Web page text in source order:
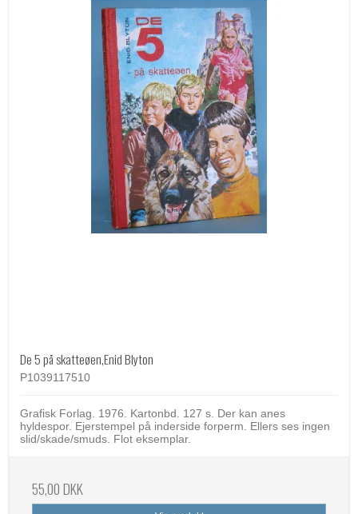
De 5 på skatteøen,Enid Blyton
P1039117510
Grafisk Forlag. 1976. Kartonbd. 127 s. Der kan anes
hyldespor. Ejerstempel på inderside forperm. Ellers ses ingen
slid/skade/smuds. Flot eksemplar.
55,00 DKK